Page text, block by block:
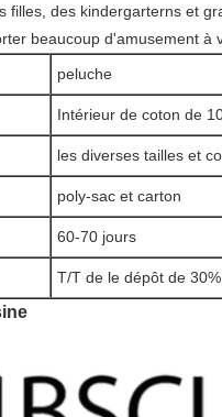
filles, des kindergarterns et
beaucoup d'amusement à
peluche
Intérieur de coton de
les diverses tailles et
poly-sac et carton
60-70 jours
T/T de le dépôt de